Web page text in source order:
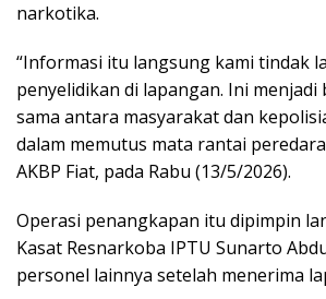
narkotika.
“Informasi itu langsung kami tindak
penyelidikan di lapangan. Ini
sama antara masyarakat dan
dalam memutus mata rantai
AKBP Fiat, pada Rabu (13/5/2026).
Operasi penangkapan itu dipimpin
Kasat Resnarkoba IPTU Sunarto
personel lainnya setelah menerima